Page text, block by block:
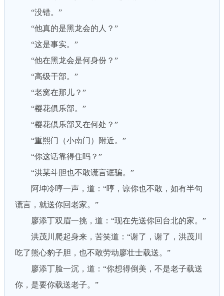
“没错。”
“他真的是黑龙会的人？”
“这是事实。”
“他在黑龙会是何身份？”
“高级干部。”
“老窝在那儿？”
“樱花俱乐部。”
“樱花倶乐部又在何处？”
“重熙门（小南门）附近。”
“你这话靠得住吗？”
“洪某斗胆也不敢谎言诓骗。”
阿坤冷哼一声，道：“哼，谅你也不敢，如有半句
谎言，就送你回老家。”
廖添丁双眉一挑，道：“现在先送你回台北的家。”
洪茂川爬起身来，苦笑道：“谢了，谢了，洪茂川
吃了熊心豹子胆，也不敢劳动廖壮士载送。”
廖添丁脸一沉，道：“你想得倒美，不是老子载送
你，是要你载送老子。”